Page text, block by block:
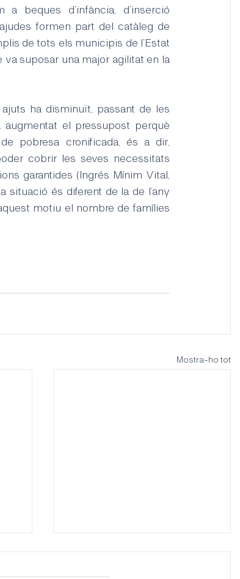
beques d’infància, d’inserció
formen part del catàleg de
de tots els municipis de l’Estat
va suposar una major agilitat en la
ha disminuït, passant de les
augmentat el pressupost perquè
pobresa cronificada, és a dir,
cobrir les seves necessitats
garantides (Ingrés Mínim Vital,
situació és diferent de la de l’any
motiu el nombre de famílies
Mostra-ho tot